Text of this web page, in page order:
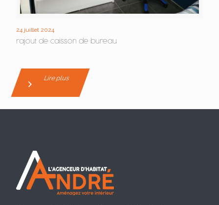
24 juillet 2024
rajout de caisson de bureau
Lire plus